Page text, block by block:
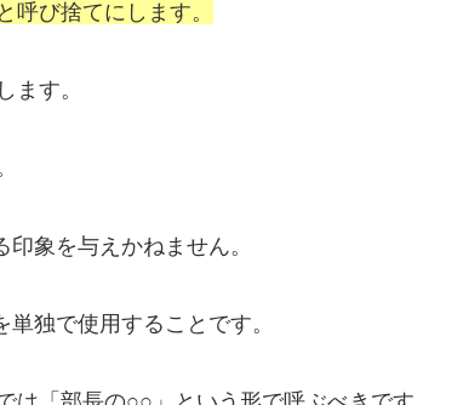
び捨てにします。
ます。
象を与えかねません。
独で使用することです。